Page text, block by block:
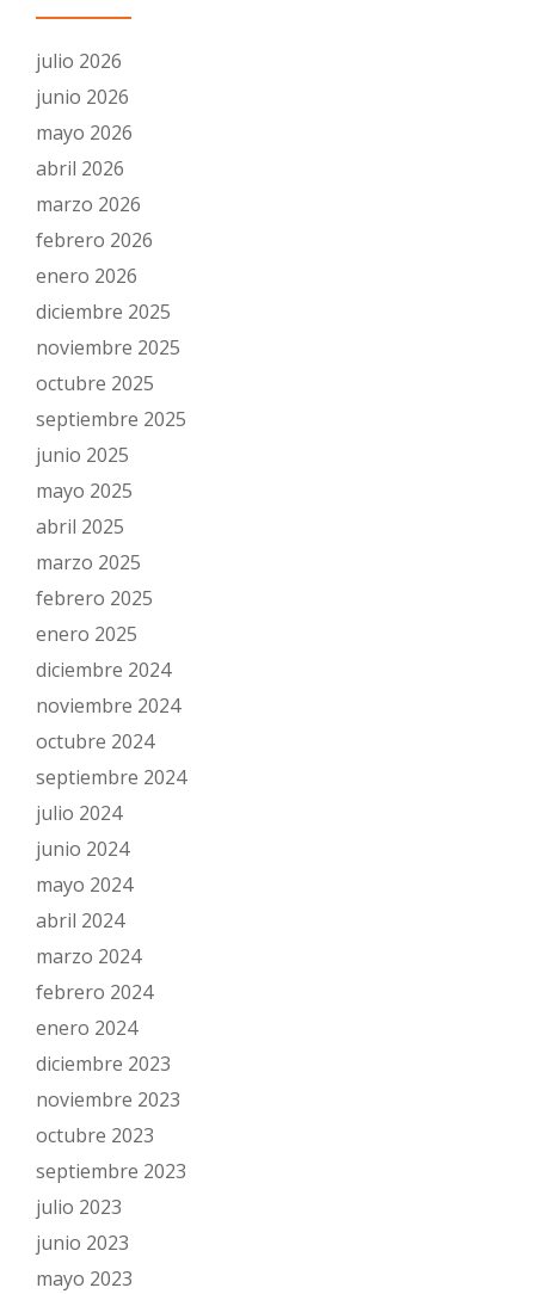
julio 2026
junio 2026
mayo 2026
abril 2026
marzo 2026
febrero 2026
enero 2026
diciembre 2025
noviembre 2025
octubre 2025
septiembre 2025
junio 2025
mayo 2025
abril 2025
marzo 2025
febrero 2025
enero 2025
diciembre 2024
noviembre 2024
octubre 2024
septiembre 2024
julio 2024
junio 2024
mayo 2024
abril 2024
marzo 2024
febrero 2024
enero 2024
diciembre 2023
noviembre 2023
octubre 2023
septiembre 2023
julio 2023
junio 2023
mayo 2023